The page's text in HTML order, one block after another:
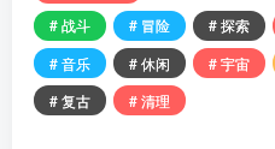
# 战斗
# 冒险 # 探索
# 音乐
# 休闲 # 宇宙
# 复古
# 清理